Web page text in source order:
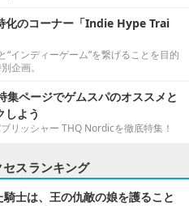
化のコーナー「Indie Hype Trai
“インディーゲーム”を繋げることを目的
企画。
集ページでゲムスパのオススメと
しよう
リッシャー THQ Nordicを徹底特集！
スランキング
士は、王の仇敵の娘を護ること